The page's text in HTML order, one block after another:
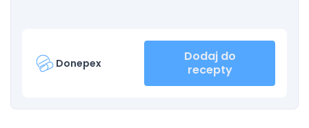
Donepex
Dodaj do
recepty